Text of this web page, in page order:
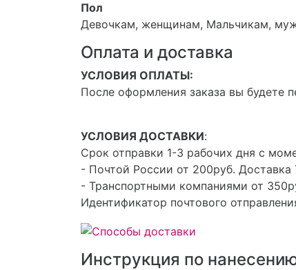
Пол
Девочкам, женщинам, Мальчикам,
Оплата и доставка
УСЛОВИЯ ОПЛАТЫ:
После оформления заказа вы будете
УСЛОВИЯ ДОСТАВКИ:
Срок отправки 1-3 рабочих дня с
- Почтой России от 200руб. Доставка
- Транспортными компаниями от
Идентификатор почтового
Инструкция по